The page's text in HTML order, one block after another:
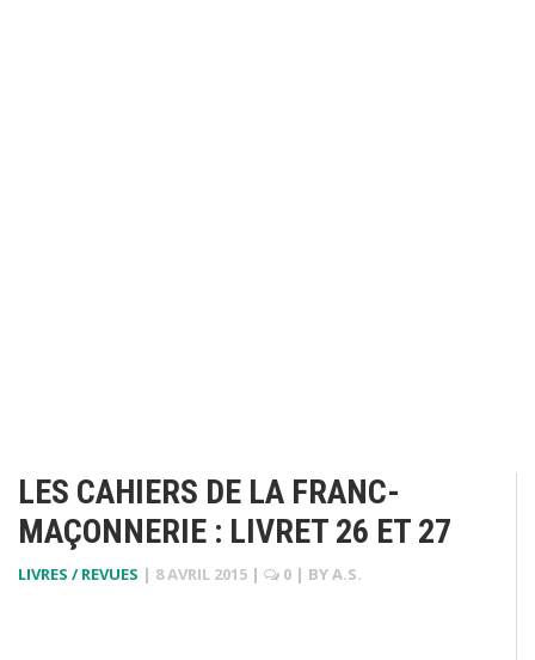
LES CAHIERS DE LA FRANC-
MAÇONNERIE : LIVRET 26 ET 27
LIVRES / REVUES | 8 AVRIL 2015 | 0 | BYA.S.